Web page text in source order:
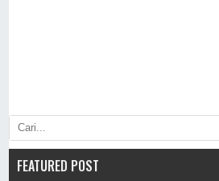
FEATURED POST